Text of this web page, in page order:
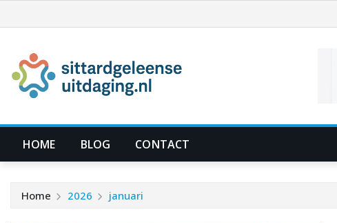
naar
inhoud
HOME BLOG CONTACT
Home 2026 januari